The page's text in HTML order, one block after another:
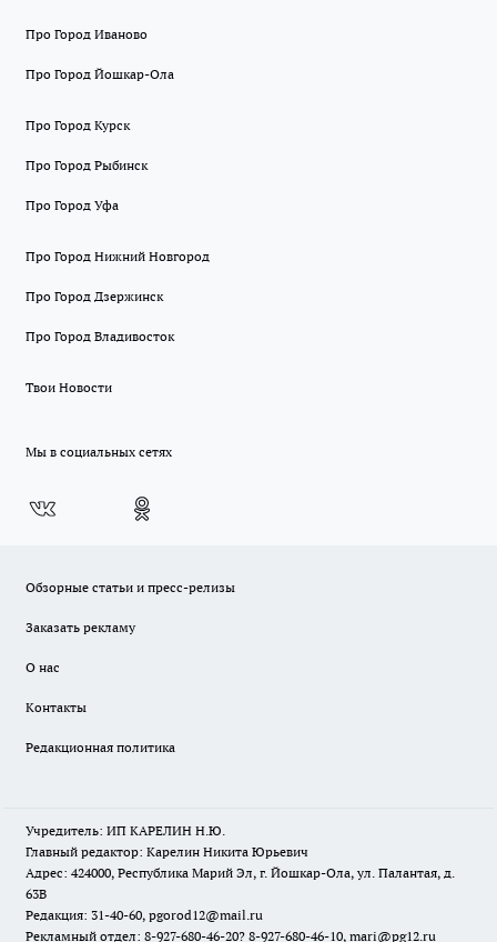
Про Город Иваново
Про Город Йошкар-Ола
Про Город Курск
Про Город Рыбинск
Про Город Уфа
Про Город Нижний Новгород
Про Город Дзержинск
Про Город Владивосток
Твои Новости
Мы в социальных сетях
Обзорные статьи и пресс-релизы
Заказать рекламу
О нас
Контакты
Редакционная политика
Учредитель: ИП КАРЕЛИН Н.Ю.
Главный редактор: Карелин Никита Юрьевич
Адрес: 424000, Республика Марий Эл, г. Йошкар-Ола, ул. Палантая, д.
63В
Редакция: 31-40-60, pgorod12@mail.ru
Рекламный отдел: 8-927-680-46-20? 8-927-680-46-10, mari@pg12.ru